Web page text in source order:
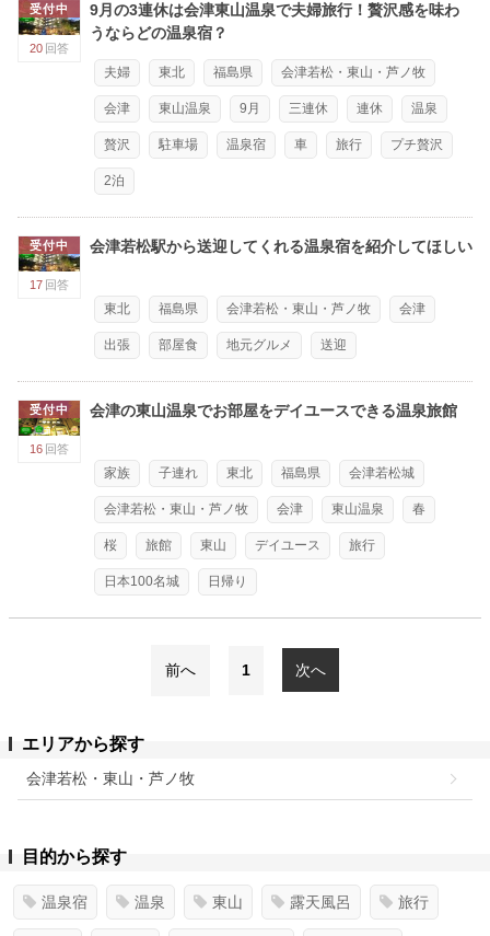
受付中
20 回答
9月の3連休は会津東山温泉で夫婦旅行！贅沢感を味わ
うならどの温泉宿？
夫婦 東北 福島県 会津若松・東山・芦ノ牧
会津 東山温泉 9月 三連休 連休 温泉
贅沢 駐車場 温泉宿 車 旅行 プチ贅沢
2泊
受付中
17 回答
会津若松駅から送迎してくれる温泉宿を紹介してほしい
東北 福島県 会津若松・東山・芦ノ牧 会津
出張 部屋食 地元グルメ 送迎
受付中
16 回答
会津の東山温泉でお部屋をデイユースできる温泉旅館
家族 子連れ 東北 福島県 会津若松城
会津若松・東山・芦ノ牧 会津 東山温泉 春
桜 旅館 東山 デイユース 旅行
日本100名城 日帰り
前へ 1 次へ
エリアから探す
会津若松・東山・芦ノ牧
目的から探す
温泉宿 温泉 東山 露天風呂 旅行